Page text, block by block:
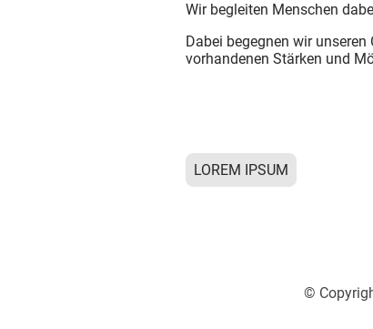
Wir begleiten Menschen
Dabei begegnen wir
vorhandenen Stärken und
LOREM IPSUM
©